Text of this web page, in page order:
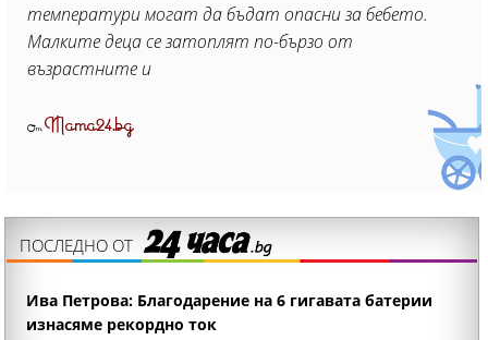
температури могат да бъдат опасни за бебето.
Малките деца се затоплят по-бързо от
възрастните и
ОтMama24.bg
ПОСЛЕДНО ОТ
Ива Петрова: Благодарение на 6 гигавата батерии
изнасяме рекордно ток